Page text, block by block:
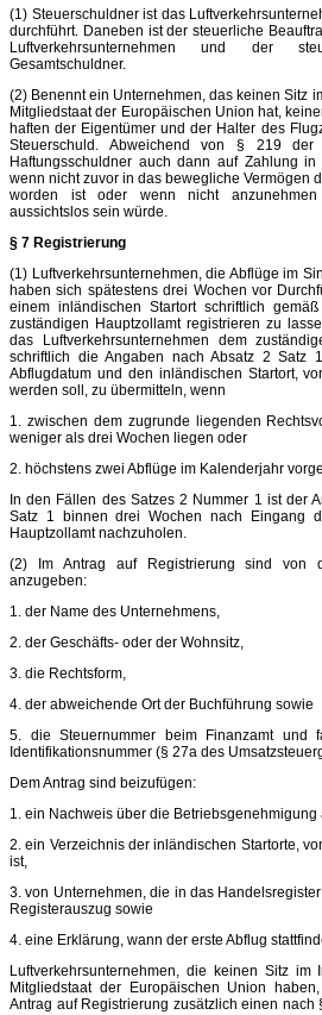
(1) Steuerschuldner ist das
durchführt. Daneben ist der steuerliche
Luftverkehrsunternehmen und der
Gesamtschuldner.
(2) Benennt ein Unternehmen, das keinen Sitz
Mitgliedstaat der Europäischen Union hat,
haften der Eigentümer und der Halter des
Steuerschuld. Abweichend von § 219 der
Haftungsschuldner auch dann auf Zahlung in
wenn nicht zuvor in das bewegliche Vermögen
worden ist oder wenn nicht
aussichtslos sein würde.
§ 7 Registrierung
(1) Luftverkehrsunternehmen, die Abflüge im
haben sich spätestens drei Wochen vor
einem inländischen Startort schriftlich
zuständigen Hauptzollamt registrieren zu
das Luftverkehrsunternehmen dem
schriftlich die Angaben nach Absatz 2
Abflugdatum und den inländischen Startort,
werden soll, zu übermitteln, wenn
1. zwischen dem zugrunde liegenden
weniger als drei Wochen liegen oder
2. höchstens zwei Abflüge im Kalenderjahr
In den Fällen des Satzes 2 Nummer 1 ist der
Satz 1 binnen drei Wochen nach Eingang
Hauptzollamt nachzuholen.
(2) Im Antrag auf Registrierung sind von
anzugeben:
1. der Name des Unternehmens,
2. der Geschäfts- oder der Wohnsitz,
3. die Rechtsform,
4. der abweichende Ort der Buchführung sowie
5. die Steuernummer beim Finanzamt und
Identifikationsnummer (§ 27a des
Dem Antrag sind beizufügen:
1. ein Nachweis über die Betriebsgenehmigung
2. ein Verzeichnis der inländischen Startorte,
ist,
3. von Unternehmen, die in das
Registerauszug sowie
4. eine Erklärung, wann der erste Abflug
Luftverkehrsunternehmen, die keinen Sitz
Mitgliedstaat der Europäischen Union
Antrag auf Registrierung zusätzlich einen nach